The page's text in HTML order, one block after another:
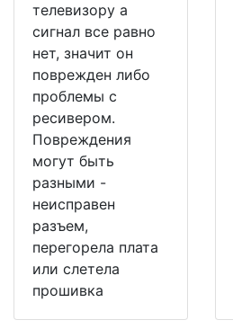
телевизору а
сигнал все равно
нет, значит он
поврежден либо
проблемы с
ресивером.
Повреждения
могут быть
разными -
неисправен
разъем,
перегорела плата
или слетела
прошивка